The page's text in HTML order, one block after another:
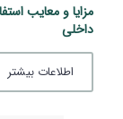
مزایا و معایب
داخلی
اطلاعات بیشتر